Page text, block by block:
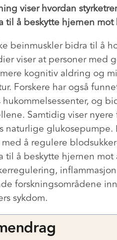
viser hvordan
til å beskytte hjernen
beinmuskler bidra til å
viser at personer med
kognitiv aldring og
Forskere har også
hukommelsessenter, og
Samtidig viser
naturlige
å regulere
til å beskytte hjernen
forskningsområdene
sykdom.